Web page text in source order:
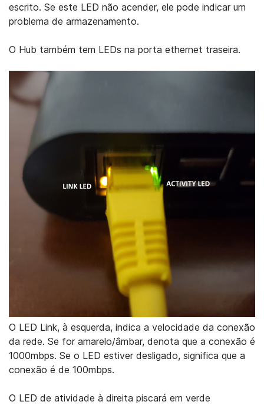
escrito. Se este LED não acender, ele pode indicar um
problema de armazenamento.
O Hub também tem LEDs na porta ethernet traseira.
O LED Link, à esquerda, indica a velocidade da conexão
da rede. Se for amarelo/âmbar, denota que a conexão é
1000mbps. Se o LED estiver desligado, significa que a
conexão é de 100mbps.
O LED de atividade à direita piscará em verde